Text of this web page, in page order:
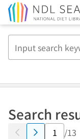
Search
/13